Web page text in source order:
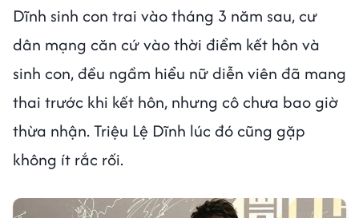
Dĩnh sinh con trai vào tháng 3 năm sau, cư
dân mạng căn cứ vào thời điểm kết hôn và
sinh con, đều ngầm hiểu nữ diễn viên đã mang
thai trước khi kết hôn, nhưng cô chưa bao giờ
thừa nhận. Triệu Lệ Dĩnh lúc đó cũng gặp
không ít rắc rối.